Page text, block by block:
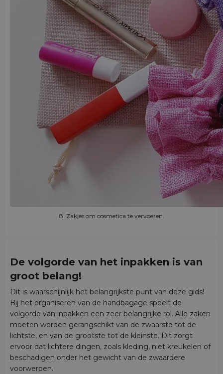
8. Zakjes om cosmetica te vervoeren.
De volgorde van het inpakken is van
groot belang!
Dit is waarschijnlijk het belangrijkste punt van deze gids!
Bij het organiseren van de handbagage speelt de
volgorde van inpakken een zeer belangrijke rol. Alle zaken
moeten worden gerangschikt van de zwaarste tot de
lichtste, en van de grootste tot de kleinste. Dit zorgt
ervoor dat lichtere dingen, zoals kleding, niet kreukelen of
beschadigen onder het gewicht van de zwaardere
voorwerpen.